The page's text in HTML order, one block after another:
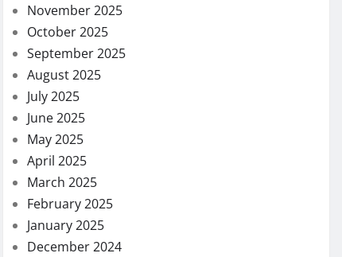
November 2025
October 2025
September 2025
August 2025
July 2025
June 2025
May 2025
April 2025
March 2025
February 2025
January 2025
December 2024